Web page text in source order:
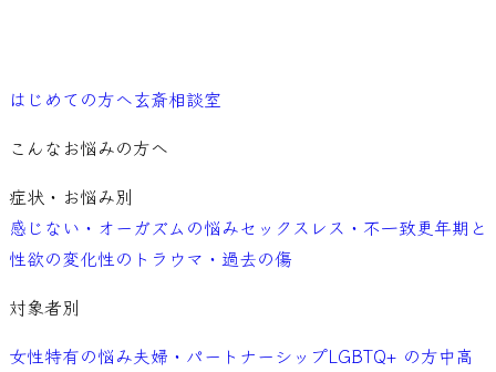
はじめての方へ玄斎相談室
こんなお悩みの方へ
症状・お悩み別
感じない・オーガズムの悩みセックスレス・不一致更年期と
性欲の変化性のトラウマ・過去の傷
対象者別
女性特有の悩み夫婦・パートナーシップLGBTQ+ の方中高